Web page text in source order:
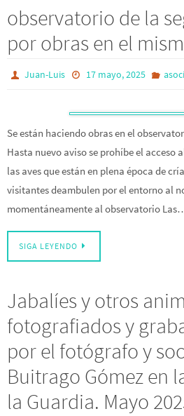
observatorio de la
por obras en el
Juan-Luis 17 mayo, 2025
Se están haciendo obras en el
Hasta nuevo aviso se prohíbe el acceso
las aves que están en plena época de
visitantes deambulen por el entorno al
momentáneamente al observatorio
SIGA LEYENDO
Jabalíes y otros
fotografiados y
por el fotógrafo y
Buitrago Gómez en
la Guardia. Mayo